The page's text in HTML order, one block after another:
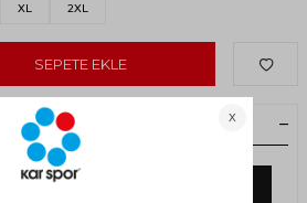
XL 2XL
SEPETE EKLE